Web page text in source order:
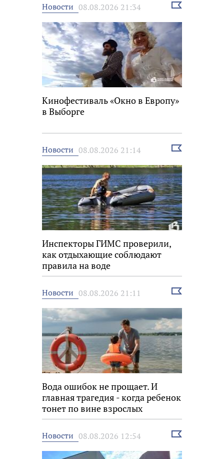
Новости 08.08.2026 21:34
Выбрать
Кинофестиваль «Окно в Европу»
в Выборге
Новости 08.08.2026 21:14
Выбрать
Инспекторы ГИМС проверили,
как отдыхающие соблюдают
правила на воде
Новости 08.08.2026 21:11
Выбрать
Вода ошибок не прощает. И
главная трагедия - когда ребенок
тонет по вине взрослых
Новости 08.08.2026 12:54
Выбрать